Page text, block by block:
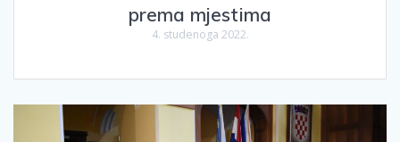
prema mjestima
4. studenoga 2022.